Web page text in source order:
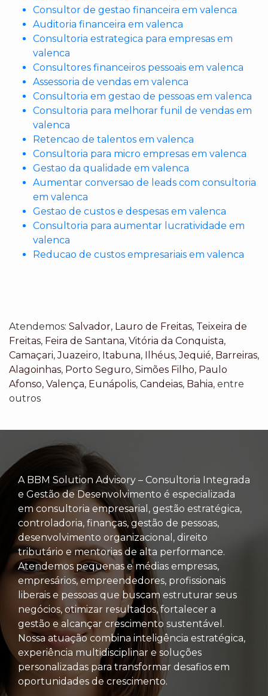
Consultor de gestao financeira em valenca
Auditoria financeira em valenca
Consultoria estrategica para empresas em
valenca
Consultores financeiros pessoais em valenca
Assessoria de vendas em valenca
Consultoria em gestao de pessoas em valenca
Consultoria para melhorar funil de vendas em
valenca
Retencao de talentos em valenca
Consultoria para micro empresas em valenca
Gestao da qualidade em valenca
Aumentar conversao de leads com consultoria
em valenca
Gestao de custos e despesas em valenca
Consultoria para aumentar lucratividade em
valenca
Reducao de custos empresariais em valenca
Atendemos: Salvador, Lauro de Freitas, Teixeira de
Freitas, Feira de Santana, Vitória da Conquista,
Camaçari,Juazeiro, Itabuna, Ilhéus,Jequié, Barreiras,
Alagoinhas, Porto Seguro, Simões Filho, Paulo
Afonso, Valença, Eunápolis, Candeias, Bahia, entre
outros
A BBM Solution Advisory – Consultoria Integrada
e Gestão de Desenvolvimento é especializada
em consultoria empresarial, gestão estratégica,
controladoria, finanças, gestão de pessoas,
desenvolvimento organizacional, direito
tributário e mentorias de alta performance.
Atendemos pequenas e médias empresas,
empresários, empreendedores, profissionais
liberais e pessoas que buscam estruturar seus
negócios, otimizar resultados, fortalecer a
gestão e alcançar crescimento sustentável.
Nossa atuação combina inteligência estratégica,
experiência multidisciplinar e soluções
personalizadas para transformar desafios em
oportunidades de crescimento.